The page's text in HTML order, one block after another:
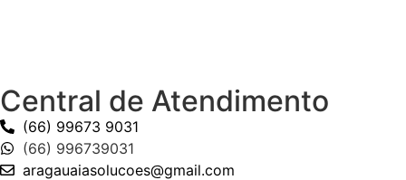
Central de Atendimento
(66) 99673 9031
(66) 996739031
aragauaiasolucoes@gmail.com